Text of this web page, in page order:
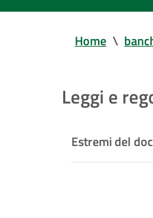
Home \
Leggi e
Estremi del